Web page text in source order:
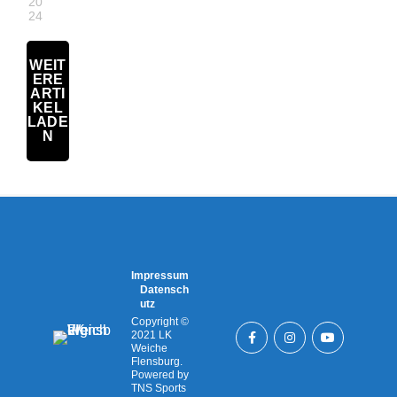
24
WEIT
ERE
ARTI
KEL
LADE
N
Impressum
Datensch
utz
Copyright ©
2021 LK
Weiche
Flensburg.
Powered by
TNS Sports